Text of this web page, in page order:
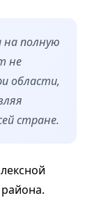
на полную
не
области,
стране.